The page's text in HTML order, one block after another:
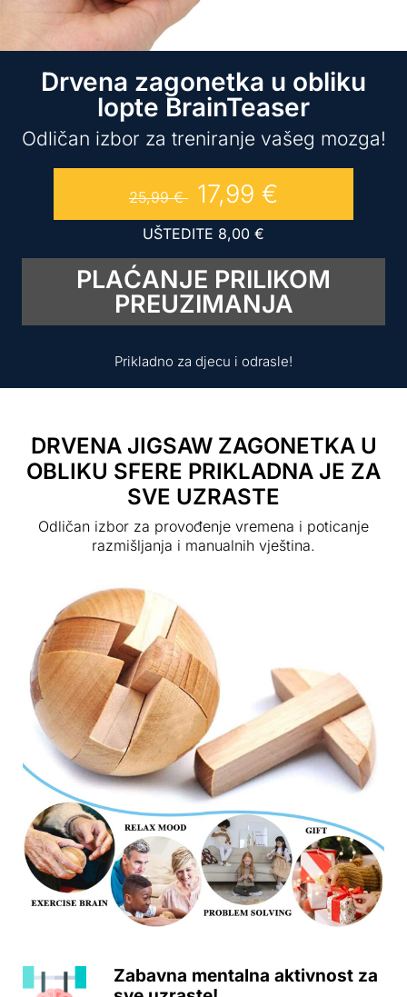
Drvena zagonetka u obliku
lopte BrainTeaser
Odličan izbor za treniranje vašeg mozga!
25,99€ 17,99 €
UŠTEDITE 8,00 €
PLAĆANJE PRILIKOM
PREUZIMANJA
Prikladno za djecu i odrasle!
DRVENA JIGSAW ZAGONETKA U
OBLIKU SFERE PRIKLADNA JE ZA
SVE UZRASTE
Odličan izbor za provođenje vremena i poticanje
razmišljanja i manualnih vještina.
Zabavna mentalna aktivnost za